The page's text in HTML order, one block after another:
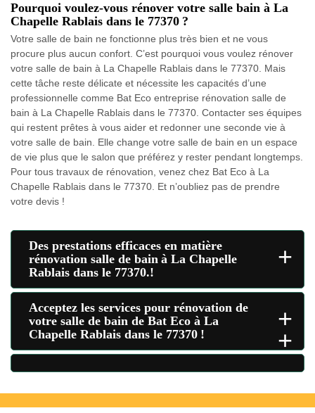
Pourquoi voulez-vous rénover votre salle bain à La
Chapelle Rablais dans le 77370 ?
Votre salle de bain ne fonctionne plus très bien et ne vous
procure plus aucun confort. C’est pourquoi vous voulez rénover
votre salle de bain à La Chapelle Rablais dans le 77370. Mais
cette tâche reste délicate et nécessite les capacités d’une
professionnelle comme Bat Eco entreprise rénovation salle de
bain à La Chapelle Rablais dans le 77370. Contacter ses équipes
qui restent prêtes à vous aider et redonner une seconde vie à
votre salle de bain. Elle change votre salle de bain en un espace
de vie plus que le salon que préférez y rester pendant longtemps.
Pour tous travaux de rénovation, venez chez Bat Eco à La
Chapelle Rablais dans le 77370. Et n’oubliez pas de prendre
votre devis !
Des prestations efficaces en matière
rénovation salle de bain à La Chapelle
Rablais dans le 77370.!
+
Acceptez les services pour rénovation de
votre salle de bain de Bat Eco à La
Chapelle Rablais dans le 77370 !
+
+